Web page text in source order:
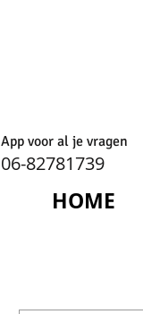
App voor al je vragen
06-82781739
HOME